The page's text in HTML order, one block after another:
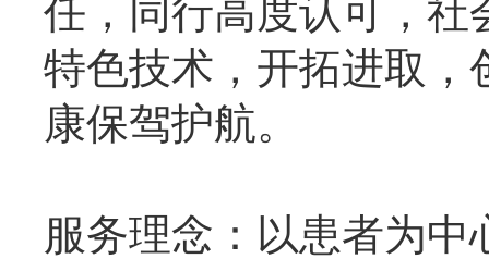
任，同行高度认可，社
特色技术，开拓进取，
康保驾护航。
服务理念 ：以患者为